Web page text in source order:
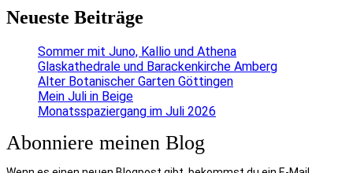
Neueste Beiträge
Sommer mit Juno, Kallio und Athena
Glaskathedrale und Barackenkirche Amberg
Alter Botanischer Garten Göttingen
Mein Juli in Beige
Monatsspaziergang im Juli 2026
Abonniere meinen Blog